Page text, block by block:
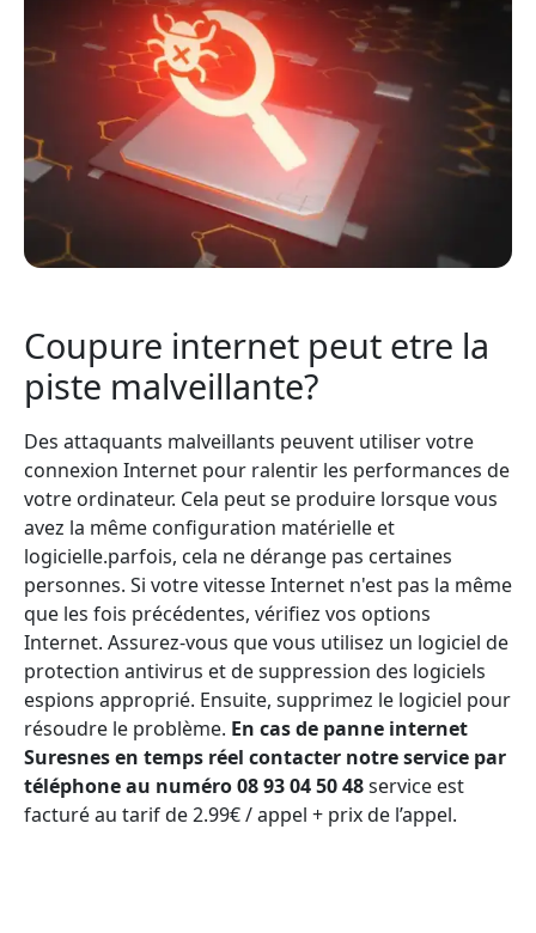
Coupure internet peut etre la
piste malveillante?
Des attaquants malveillants peuvent utiliser votre
connexion Internet pour ralentir les performances de
votre ordinateur. Cela peut se produire lorsque vous
avez la même configuration matérielle et
logicielle.parfois, cela ne dérange pas certaines
personnes. Si votre vitesse Internet n'est pas la même
que les fois précédentes, vérifiez vos options
Internet. Assurez-vous que vous utilisez un logiciel de
protection antivirus et de suppression des logiciels
espions approprié. Ensuite, supprimez le logiciel pour
résoudre le problème. En cas de panne internet
Suresnes en temps réel contacter notre service par
téléphone au numéro 08 93 04 50 48service est
facturé au tarif de 2.99€ / appel + prix de l’appel.